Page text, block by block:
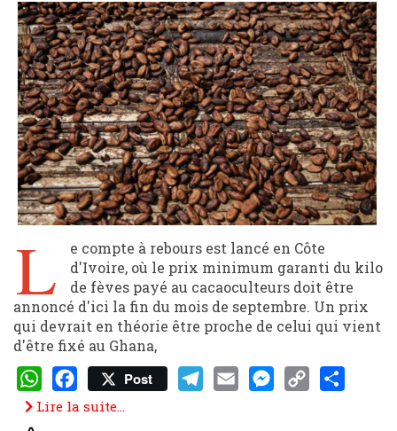
L
e compte à rebours est lancé en Côte
d'Ivoire, où le prix minimum garanti du kilo
de fèves payé au cacaoculteurs doit être
annoncé d'ici la fin du mois de septembre. Un prix
qui devrait en théorie être proche de celui qui vient
d'être fixé au Ghana,
WhatsApp
Facebook
Post
Lire la suite...